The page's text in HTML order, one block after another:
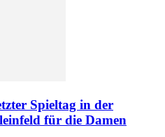
Spieltag in der
für die Damen